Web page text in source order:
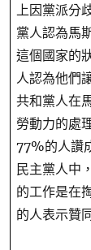
上因黨派分
黨人認為馬
這個國家的
人認為他們
共和黨人在
勞動力的處
77%的人讚
民主黨人中
的工作是在
的人表示贊